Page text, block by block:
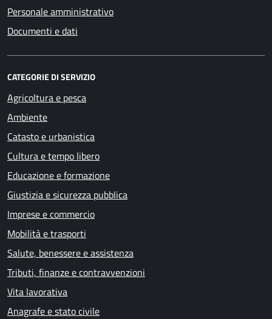
Personale amministrativo
Documenti e dati
CATEGORIE DI SERVIZIO
Agricoltura e pesca
Ambiente
Catasto e urbanistica
Cultura e tempo libero
Educazione e formazione
Giustizia e sicurezza pubblica
Imprese e commercio
Mobilità e trasporti
Salute, benessere e assistenza
Tributi, finanze e contravvenzioni
Vita lavorativa
Anagrafe e stato civile